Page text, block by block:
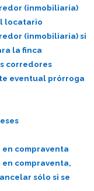
(inmobiliaria)
locatario
(inmobiliaria) si
la finca
corredores
eventual prórroga
compraventa
compraventa,
sólo si se